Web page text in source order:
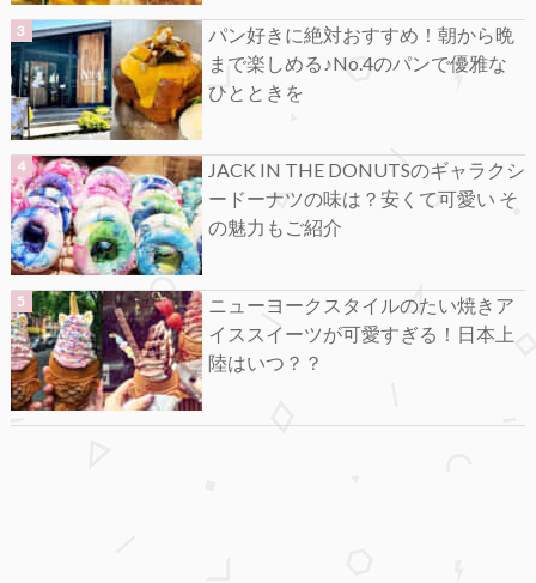
パン好きに絶対おすすめ！朝から晩
まで楽しめる♪No.4のパンで優雅な
ひとときを
JACK IN THE DONUTSのギャラクシ
ードーナツの味は？安くて可愛い そ
の魅力もご紹介
ニューヨークスタイルのたい焼きア
イススイーツが可愛すぎる！日本上
陸はいつ？？